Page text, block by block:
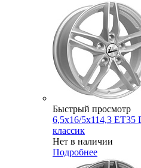
Быстрый просмотр
6,5x16/5x114,3
классик
Нет в наличии
Подробнее